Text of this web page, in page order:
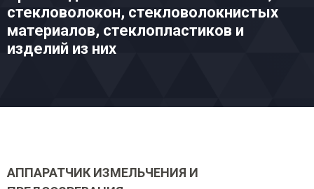
стекловолокнистых материалов, стеклопластиков и
изделий из них
стекловолокон, стекловолокнистых
материалов, стеклопластиков и
изделий из них
АППАРАТЧИК ИЗМЕЛЬЧЕНИЯ И